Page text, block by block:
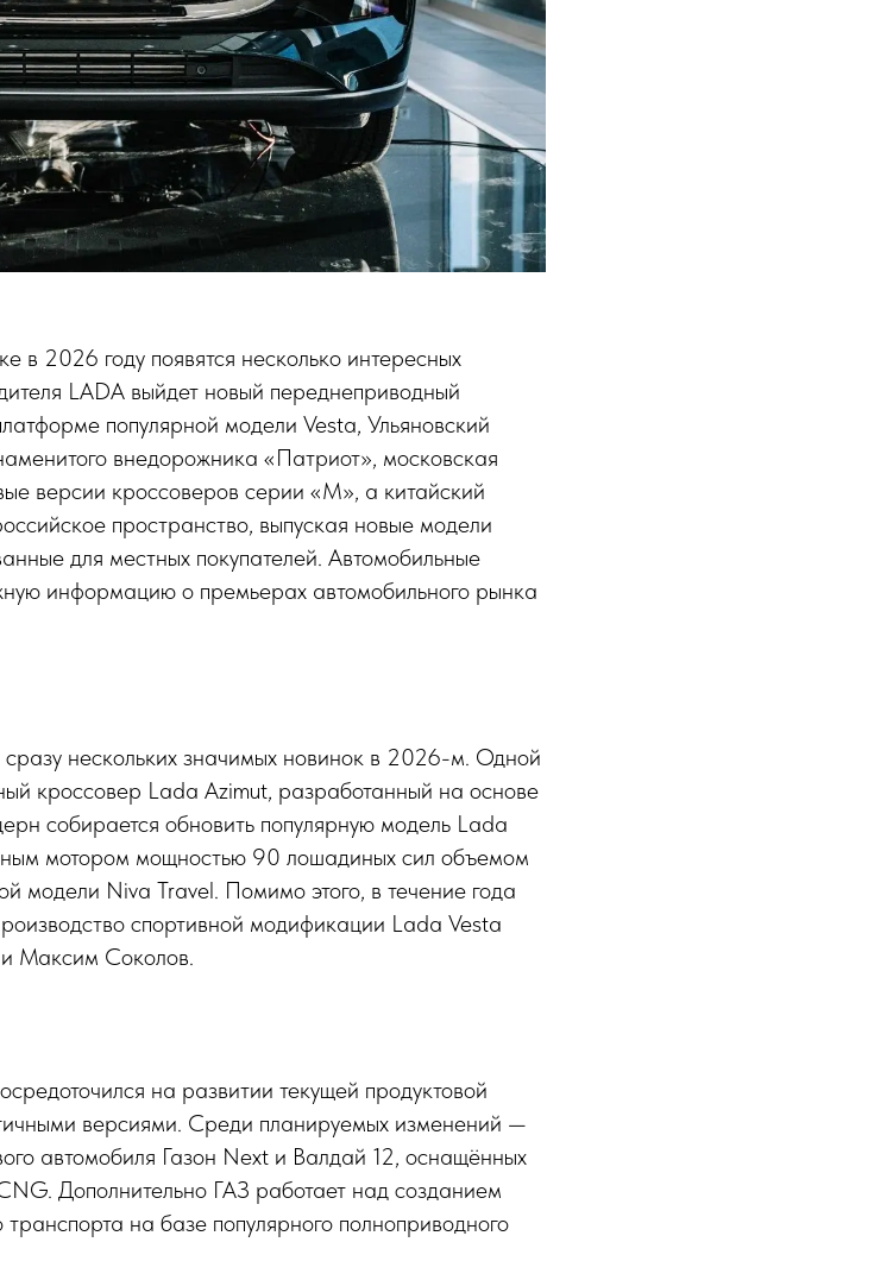
в 2026 году появятся несколько интересных
LADA выйдет новый переднеприводный
популярной модели Vesta, Ульяновский
внедорожника «Патриот», московская
версии кроссоверов серии «M», а китайский
пространство, выпуская новые модели
для местных покупателей. Автомобильные
информацию о премьерах автомобильного рынка
нескольких значимых новинок в 2026-м. Одной
кроссовер Lada Azimut, разработанный на основе
собирается обновить популярную модель Lada
мотором мощностью 90 лошадиных сил объемом
модели Niva Travel. Помимо этого, в течение года
спортивной модификации Lada Vesta
Максим Соколов.
на развитии текущей продуктовой
версиями. Среди планируемых изменений —
автомобиля Газон Next и Валдай 12, оснащённых
Дополнительно ГАЗ работает над созданием
на базе популярного полноприводного